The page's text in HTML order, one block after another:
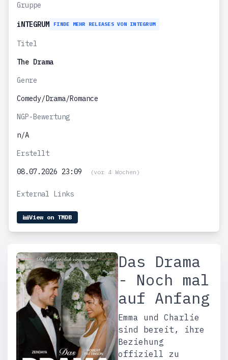
Gruppe
iNTEGRUM FINDE MEHR RELEASES VON INTEGRUM
Titel
The Drama
Genre
Comedy/Drama/Romance
NGP-Bewertung
n/A
Erstellt
08.07.2026 23:09
(vor 4 Wochen)
External Links
View on TMDB
Das Drama
- Noch mal
auf Anfang
Emma und Charlie
sind bereit, ihre
Beziehung
offiziell zu